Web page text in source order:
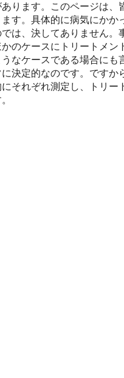
ります。このページは、
す。具体的に病気にかか
は、決してありません。
のケースにトリートメン
なケースである場合にも
決定的なのです。ですか
それぞれ測定し、トリー